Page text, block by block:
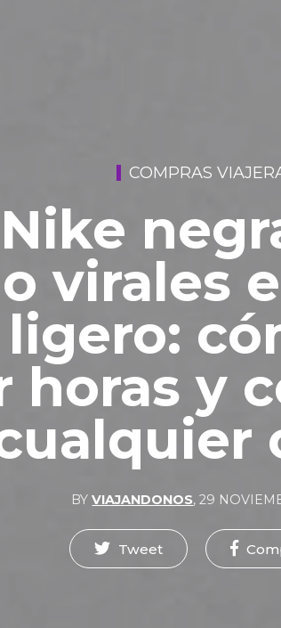
COMPRAS
virales
horas y
BYVIAJANDONOS,29
Tweet